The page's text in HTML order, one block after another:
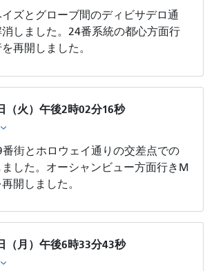
ズとグローブ間のディビサデロ通
消しました。24番系統の都心方面行
再開しました。
（火）午後2時02分16秒
街とホロウェイ通りの交差点での
した。オーシャンビュー方面行きM
開しました。
（月）午後6時33分43秒